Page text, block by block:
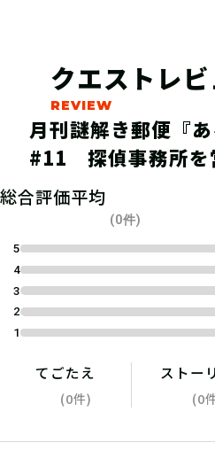
041.参加表明
参加表明をして、
報酬をGETしよう！
クエストレビ
月刊謎解き郵便『
#11 探偵事務所を
総合評価平均
(0件)
5
4
3
2
1
てごたえ
(0件)
ストー
(0